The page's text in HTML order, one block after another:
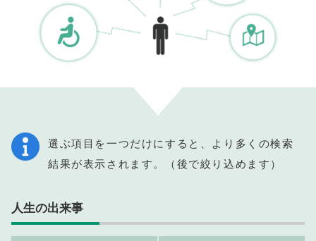
選ぶ項目を一つだけにすると、より多くの検索
結果が表示されます。（後で絞り込めます）
人生の出来事